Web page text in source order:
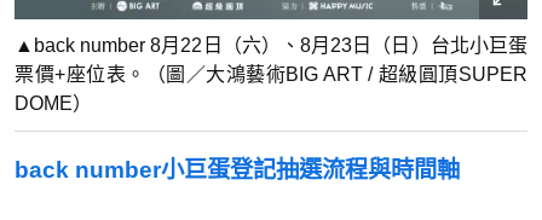
▲back number 8月22日（六）、8月23日（日）台北小巨蛋
票價+座位表。（圖／大鴻藝術BIG ART / 超級圓頂SUPER
DOME）
back number小巨蛋登記抽選流程與時間軸